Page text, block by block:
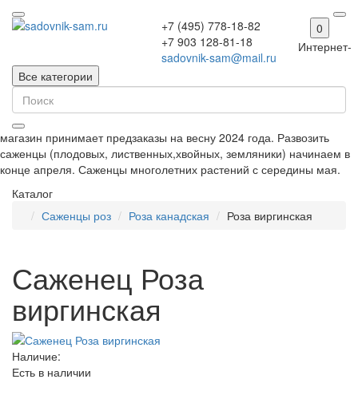
+7 (495) 778-18-82
+7 903 128-81-18
sadovnik-sam@mail.ru
0
Все категории
Интернет-
магазин принимает предзаказы на весну 2024 года. Развозить
саженцы (плодовых, лиственных,хвойных, земляники) начинаем в
конце апреля. Саженцы многолетних растений с середины мая.
Каталог
Саженцы роз
Роза канадская Роза виргинская
Саженец Роза
виргинская
Наличие:
Есть в наличии